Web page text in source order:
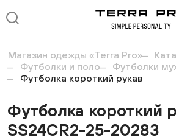
Магазин одежды «Terra Pro»
Футболки и поло
Футболки
Футболка короткий рукав
Футболка короткий
SS24CR2-25-20283